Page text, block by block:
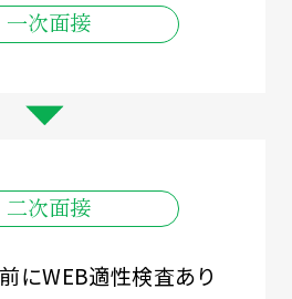
一次面接
二次面接
にWEB適性検査あり